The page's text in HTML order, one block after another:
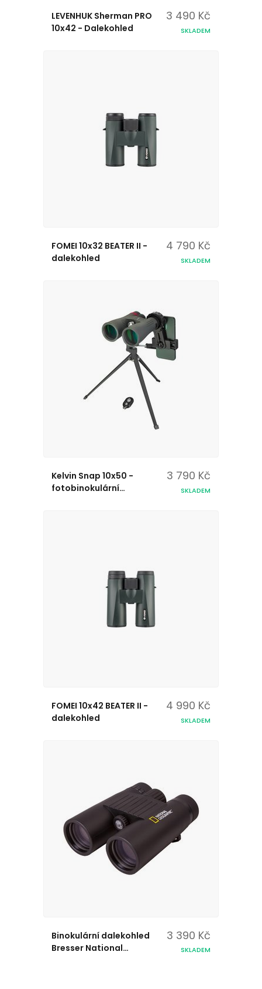
LEVENHUK Sherman PRO
10x42 - Dalekohled
3 490 Kč
SKLADEM
FOMEI 10x32 BEATER II -
dalekohled
4 790 Kč
SKLADEM
Kelvin Snap 10x50 -
fotobinokulární
3 790 Kč
SKLADEM
FOMEI 10x42 BEATER II -
dalekohled
4 990 Kč
SKLADEM
Binokulární dalekohled
Bresser National
3 390 Kč
SKLADEM